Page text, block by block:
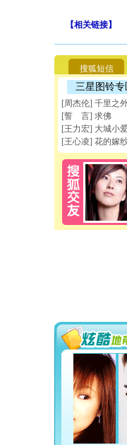
【相关链接】
搜狐短信
三星图铃专
[周杰伦] 千里之
[誓 言] 求佛
[王力宏] 大城小
[王心凌] 花的嫁